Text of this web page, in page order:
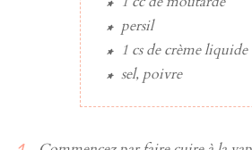
persil
1 csdecrème liquide
sel, poivre